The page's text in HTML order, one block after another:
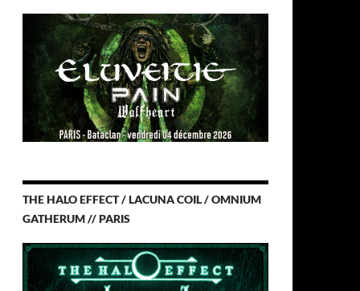
THE HALO EFFECT / LACUNA COIL / OMNIUM
GATHERUM // PARIS